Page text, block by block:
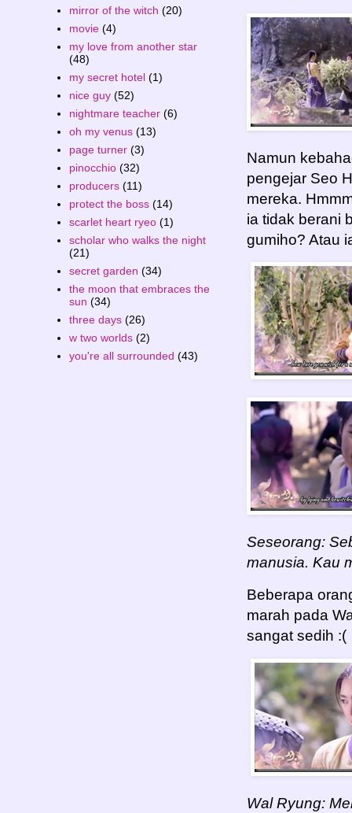
Namun
pengejar Seo
mereka.
ia tidak berani
gumiho? Atau
Seseorang:
manusia. Kau
Beberapa
marah pada
sangat sedih :(
Wal Ryung:
mirror of the witch (20)
movie (4)
my love from another star
(48)
my secret hotel (1)
nice guy (52)
nightmare teacher (6)
oh my venus (13)
page turner (3)
pinocchio (32)
producers (11)
protect the boss (14)
scarlet heart ryeo (1)
scholar who walks the night
(21)
secret garden (34)
the moon that embraces the
sun (34)
three days (26)
w two worlds (2)
you're all surrounded (43)